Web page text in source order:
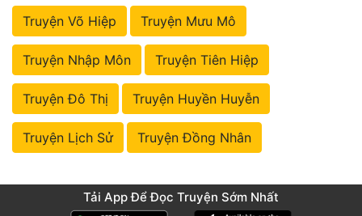
Truyện Võ Hiệp Truyện Mưu Mô
Truyện Nhập Môn Truyện Tiên Hiệp
Truyện Đô Thị Truyện Huyền Huyễn
Truyện Lịch Sử Truyện Đồng Nhân
Tải App Để Đọc Truyện Sớm Nhất